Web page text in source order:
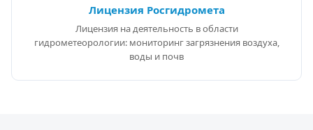
Лицензия Росгидромета
Лицензия на деятельность в области
гидрометеорологии: мониторинг загрязнения воздуха,
воды и почв